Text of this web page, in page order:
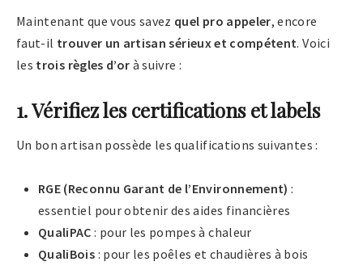
Maintenant que vous savez quel pro appeler, encore
faut-il trouver un artisan sérieux et compétent. Voici
les trois règles d’or à suivre :
1. Vérifiez les certifications et labels
Un bon artisan possède les qualifications suivantes :
RGE (Reconnu Garant de l’Environnement) :
essentiel pour obtenir des aides financières
QualiPAC : pour les pompes à chaleur
QualiBois : pour les poêles et chaudières à bois